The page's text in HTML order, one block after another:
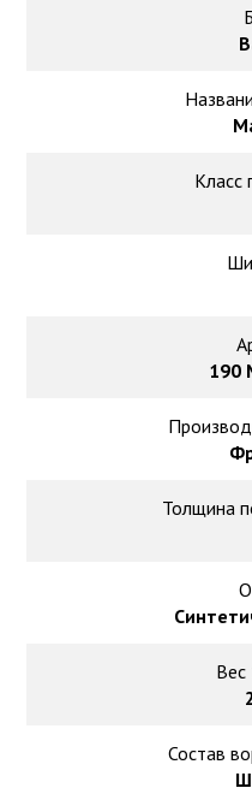
Ковролин под
Класс
190
Толщина
Вес
Состав